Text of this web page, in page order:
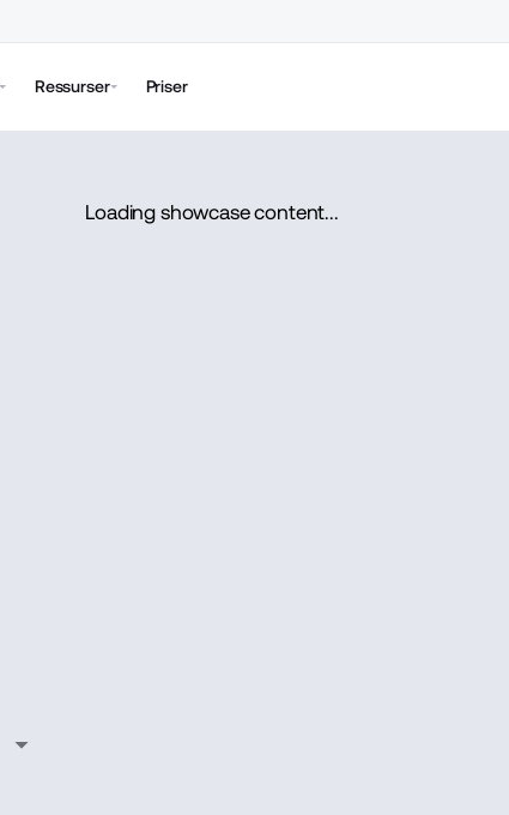
Ressurser Priser
Loading showcase content...